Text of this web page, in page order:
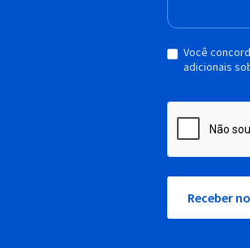
Você
adicionais
Receber